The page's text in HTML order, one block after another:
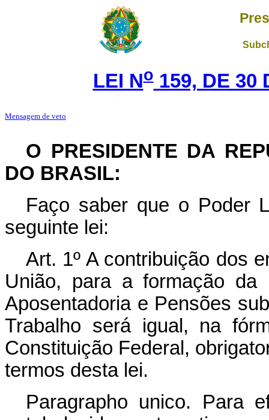
LEI No159, DE 30
Mensagem de veto
O PRESIDENTE DA
DO BRASIL:
Faço saber que o Poder
seguinte lei:
Art. 1º A contribuição dos
União, para a formação
Aposentadoria e Pensões
Trabalho será igual, na
Constituição Federal,
termos desta lei.
Paragrapho unico. Para